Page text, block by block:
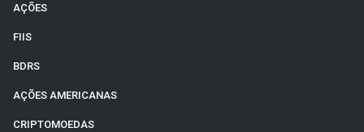
AÇÕES
FIIS
BDRS
AÇÕES AMERICANAS
CRIPTOMOEDAS